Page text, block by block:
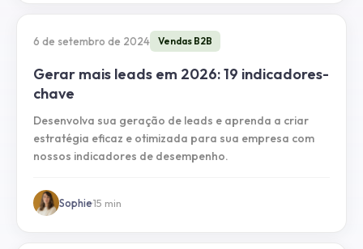
6 de setembro de 2024 Vendas B2B
Gerar mais leads em 2026: 19 indicadores-
chave
Desenvolva sua geração de leads e aprenda a criar
estratégia eficaz e otimizada para sua empresa com
nossos indicadores de desempenho.
Sophie·15 min